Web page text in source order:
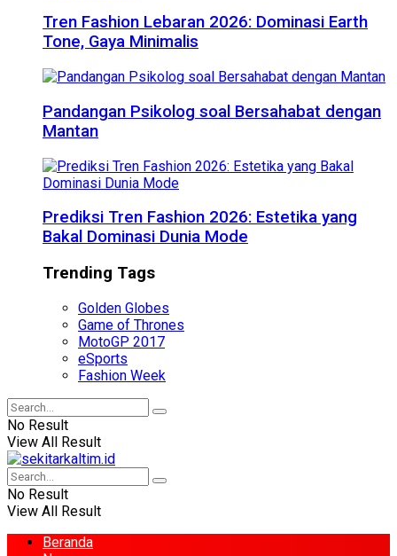
Tren Fashion Lebaran 2026: Dominasi Earth
Tone, Gaya Minimalis
Pandangan Psikolog soal Bersahabat dengan
Mantan
Prediksi Tren Fashion 2026: Estetika yang
Bakal Dominasi Dunia Mode
Trending Tags
Golden Globes
Game of Thrones
MotoGP 2017
eSports
Fashion Week
No Result
View All Result
No Result
View All Result
Beranda